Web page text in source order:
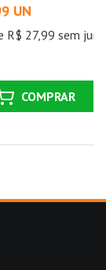
Cinza Brasilit
UN
R$ 27,99 sem
COMPRAR